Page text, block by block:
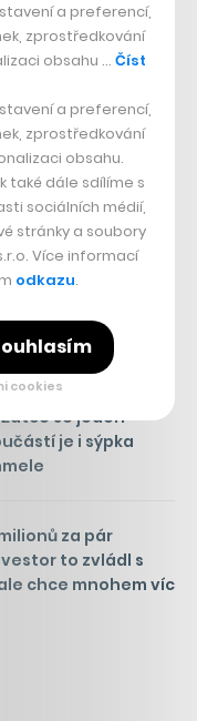
by vám neměly
Týden Měsíc
komedie.
humor platí i na
se jeden
je i sýpka
za pár
to zvládl s
chce mnohem víc
a preferencí,
zprostředkování
obsahu … Číst
a preferencí,
zprostředkování
obsahu.
také dále sdílíme s
sociálních médií,
stránky a soubory
Více informací
odkazu.
cookies